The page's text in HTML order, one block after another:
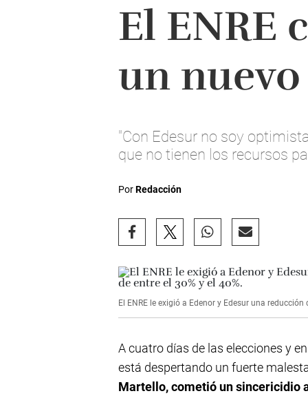
El ENRE
un
"Con Edesur no soy
que no tienen los recursos
PorRedacción
El ENRE le exigió a Edenor y Edesur una
A cuatro días de las elecciones y
está despertando un fuerte
Martello, cometió un sincericidio